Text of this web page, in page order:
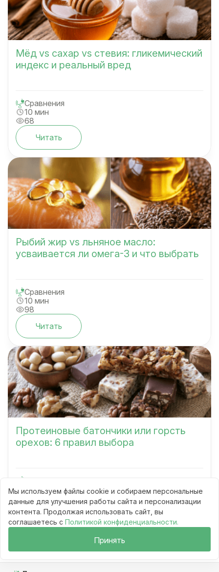
Мёд vs сахар vs стевия: гликемический
индекс и реальный вред
Сравнения
10 мин
68
Читать
Рыбий жир vs льняное масло:
усваивается ли омега-3 и что выбрать
Сравнения
10 мин
98
Читать
Протеиновые батончики или горсть
орехов: 6 правил выбора
8 мин
65
Читать
Мы используем файлы cookie и собираем персональные
данные для улучшения работы сайта и персонализации
контента. Продолжая использовать сайт, вы
соглашаетесь с Политикой конфиденциальности.
Принять